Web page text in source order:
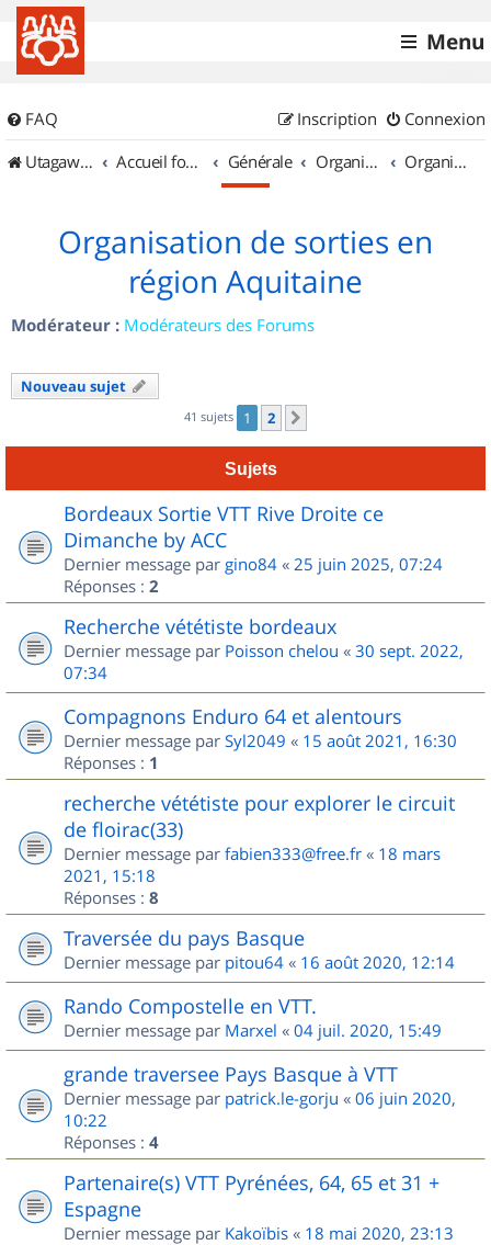
Menu
FAQ Connexion
Inscription
UtagawaVTT (Randos VTT et VTTAE avec traces GPS)
Accueil forum Générale Organisation de sorties & Recherche de partenaires Organisation de sorties en région Aquitaine
Organisation de sorties en
région Aquitaine
Modérateur : Modérateurs des Forums
Nouveau sujet
41 sujets 1 2
Sujets
Bordeaux Sortie VTT Rive Droite ce
Dimanche by ACC
Dernier message par gino84 « 25 juin 2025, 07:24
Réponses : 2
Recherche vététiste bordeaux
Dernier message par Poisson chelou « 30 sept. 2022,
07:34
Compagnons Enduro 64 et alentours
Dernier message par Syl2049 « 15 août 2021, 16:30
Réponses : 1
recherche vététiste pour explorer le circuit
de floirac(33)
Dernier message par fabien333@free.fr « 18 mars
2021, 15:18
Réponses : 8
Traversée du pays Basque
Dernier message par pitou64 « 16 août 2020, 12:14
Rando Compostelle en VTT.
Dernier message par Marxel « 04 juil. 2020, 15:49
grande traversee Pays Basque à VTT
Dernier message par patrick.le-gorju « 06 juin 2020,
10:22
Réponses : 4
Partenaire(s) VTT Pyrénées, 64, 65 et 31 +
Espagne
Dernier message par Kakoïbis « 18 mai 2020, 23:13